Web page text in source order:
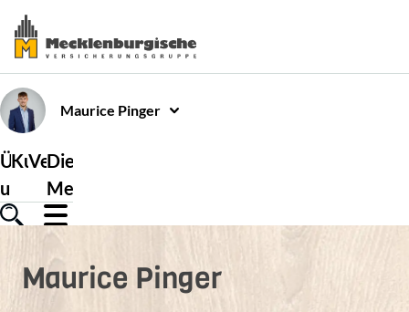
Maurice Pinger
Über
uns
Kundenservice
Versicherungen
Die
Mecklenburgische
Maurice Pinger